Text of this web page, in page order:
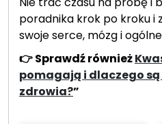
poradnika krok po kroku i
swoje serce, mózg i
👉 Sprawdź również
pomagają i dlaczego
zdrowia?”